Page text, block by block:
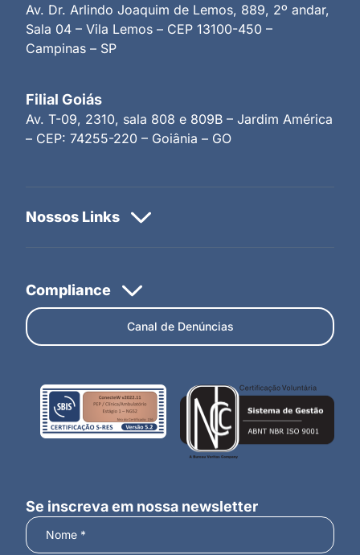
Av. Dr. Arlindo Joaquim de Lemos, 889, 2º andar,
Sala 04 – Vila Lemos – CEP 13100-450 –
Campinas – SP
Filial Goiás
Av. T-09, 2310, sala 808 e 809B – Jardim América
– CEP: 74255-220 – Goiânia – GO
Canal de Denúncias
Se inscreva em nossa newsletter